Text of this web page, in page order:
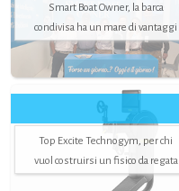
Smart Boat Owner, la barca
condivisa ha un mare di vantaggi
Top Excite Technogym, per chi
vuol costruirsi un fisico da regata